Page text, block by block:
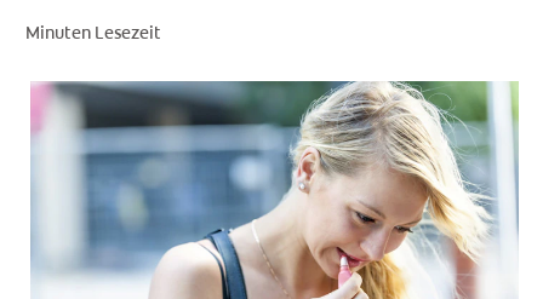
COLGATE® MARKENSHOP
AT (DE)
Minuten Lesezeit